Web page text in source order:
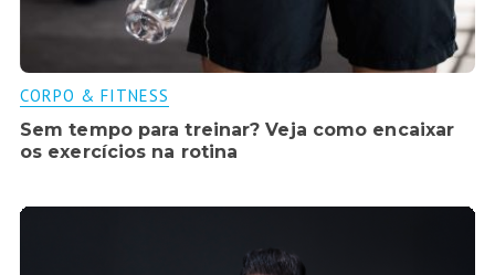
CORPO & FITNESS
Sem tempo para treinar? Veja como encaixar
os exercícios na rotina